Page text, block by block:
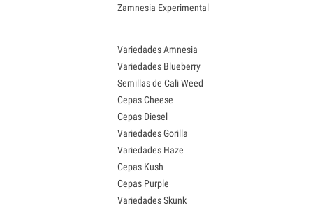
Zamnesia Experimental
Variedades Amnesia
Variedades Blueberry
Semillas de Cali Weed
Cepas Cheese
Cepas Diesel
Variedades Gorilla
Variedades Haze
Cepas Kush
Cepas Purple
Variedades Skunk